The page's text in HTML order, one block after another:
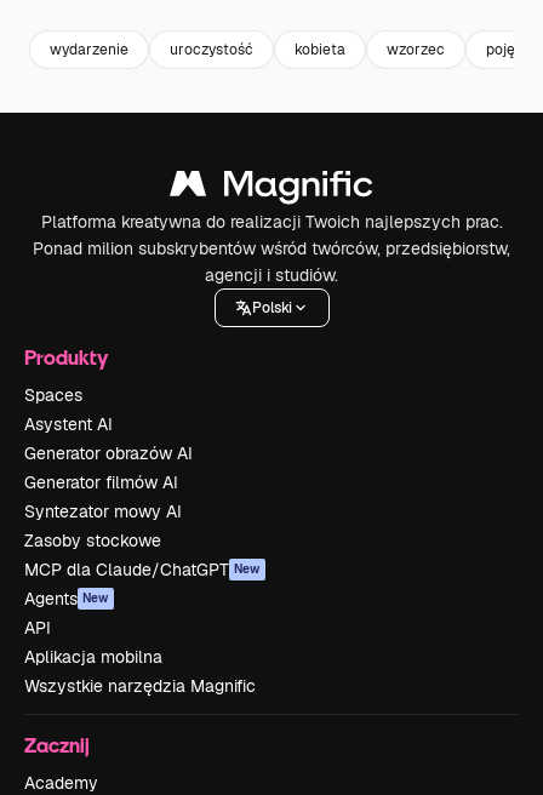
wydarzenie uroczystość kobieta wzorzec pojęcie
Platforma kreatywna do realizacji Twoich najlepszych prac.
Ponad milion subskrybentów wśród twórców, przedsiębiorstw,
agencji i studiów.
Polski
Produkty
Spaces
Asystent AI
Generator obrazów AI
Generator filmów AI
Syntezator mowy AI
Zasoby stockowe
MCP dla Claude/ChatGPT New
Agents New
API
Aplikacja mobilna
Wszystkie narzędzia Magnific
Zacznij
Academy